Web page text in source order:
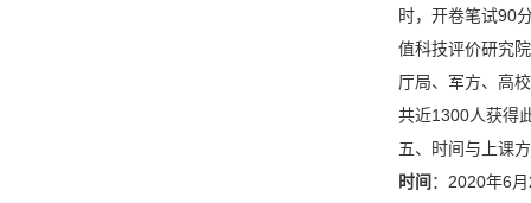
时，开卷笔试90
值科技评价研究
厅局、军方、高
共近1300人获得
五、时间与上课
时间 ：2020年6